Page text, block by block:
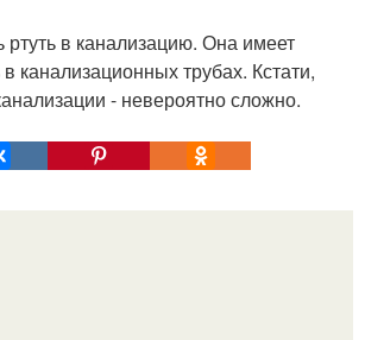
ртуть в канализацию. Она имеет
канализационных трубах. Кстати,
- невероятно сложно.